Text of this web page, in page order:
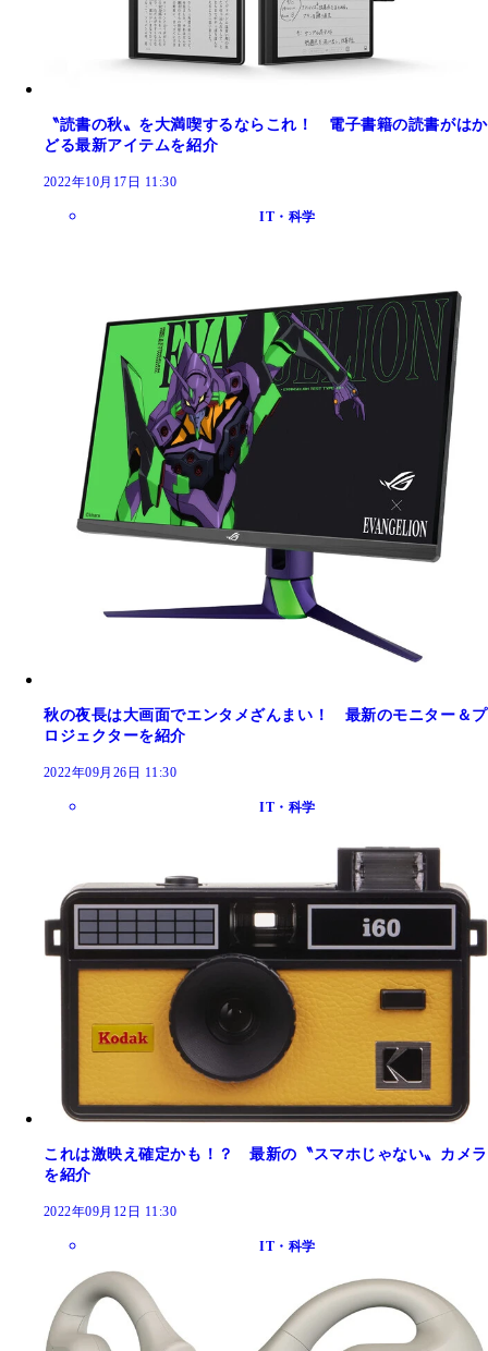
〝読書の秋〟を大満喫するならこれ！ 電子書籍の読書がはか
どる最新アイテムを紹介
2022年10月17日 11:30
IT・科学
秋の夜長は大画面でエンタメざんまい！ 最新のモニター＆プ
ロジェクターを紹介
2022年09月26日 11:30
IT・科学
これは激映え確定かも！？ 最新の〝スマホじゃない〟カメラ
を紹介
2022年09月12日 11:30
IT・科学